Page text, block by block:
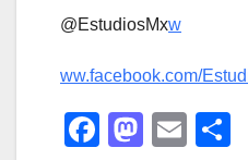
@EstudiosMxw
ww.facebook.com/
F
M
E